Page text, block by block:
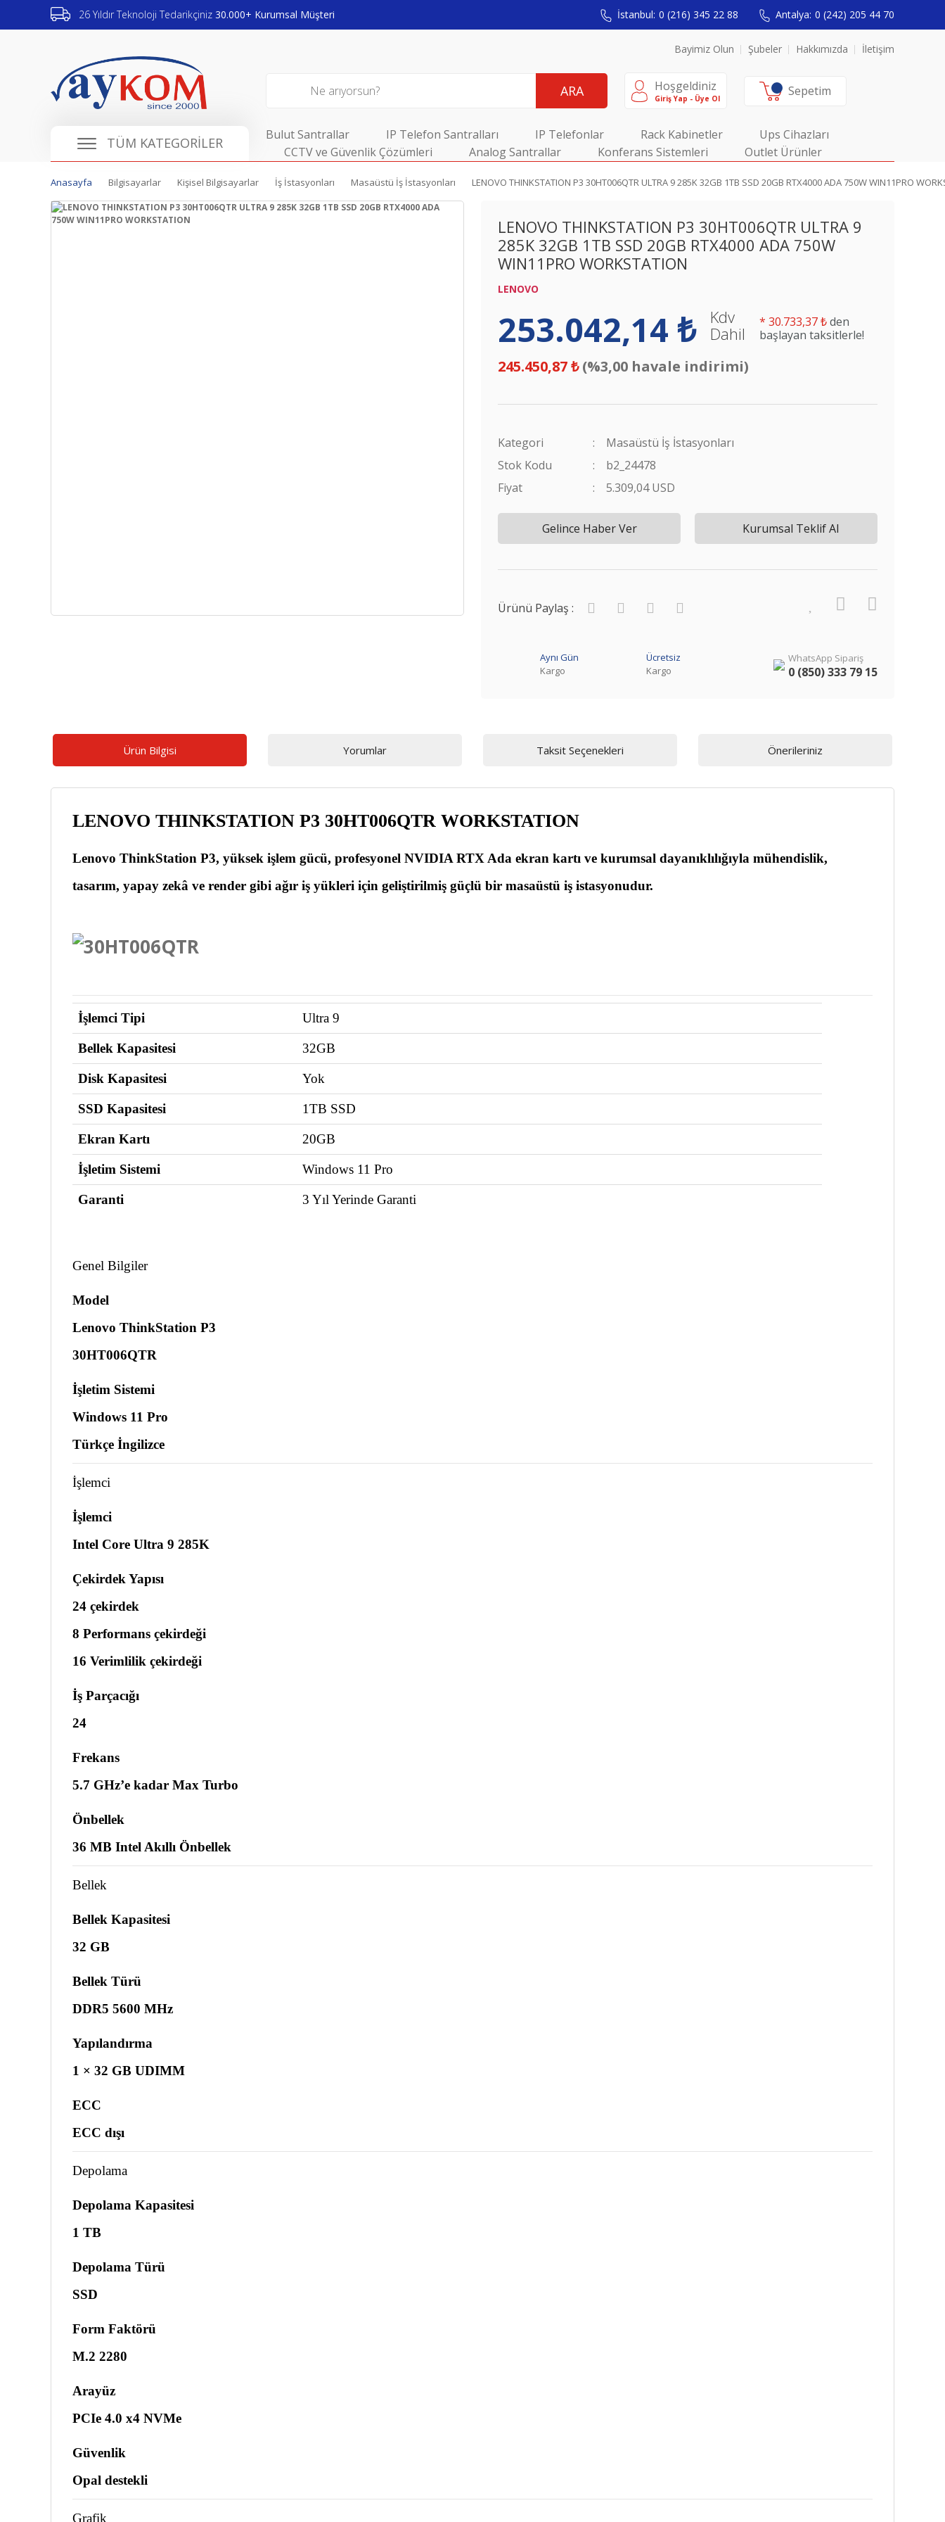
26 Yıldır Teknoloji Tedarikçiniz 30.000+ Kurumsal Müşteri İstanbul: 0 (216) 345 22 88 Antalya: 0 (242) 205 44 70
Bayimiz Olun Şubeler Hakkımızda İletişim
ARA Hoşgeldiniz
Giriş Yap - Üye Ol Sepetim
TÜM KATEGORİLER Bulut Santrallar IP Telefon Santralları IP Telefonlar Rack Kabinetler
Ups Cihazları
CCTV ve Güvenlik Çözümleri
Analog Santrallar Konferans Sistemleri Outlet Ürünler
Anasayfa Bilgisayarlar Kişisel Bilgisayarlar İş İstasyonları Masaüstü İş İstasyonları LENOVO THINKSTATION P3 30HT006QTR ULTRA 9 285K 32GB 1TB SSD 20GB RTX4000 ADA 750W WIN11PRO
LENOVO THINKSTATION P3 30HT006QTR ULTRA 9
285K 32GB 1TB SSD 20GB RTX4000 ADA 750W
WIN11PRO WORKSTATION
LENOVO
253.042,14 ₺
Kdv
Dahil
* 30.733,37 ₺den
başlayan taksitlerle!
245.450,87 ₺(%3,00 havale indirimi)
Kategori
Masaüstü İş İstasyonları
Stok Kodu
b2_24478
Fiyat
5.309,04 USD
Gelince Haber Ver Kurumsal Teklif Al
Ürünü Paylaş :
Aynı Gün
Kargo
Ücretsiz
Kargo
WhatsApp Sipariş
0 (850) 333 79 15
Ürün Bilgisi Yorumlar Taksit Seçenekleri Önerileriniz
LENOVO THINKSTATION P3 30HT006QTR WORKSTATION
Lenovo ThinkStation P3, yüksek işlem gücü, profesyonel NVIDIA RTX Ada ekran kartı ve kurumsal dayanıklılığıyla mühendislik,
tasarım, yapay zekâ ve render gibi ağır iş yükleri için geliştirilmiş güçlü bir masaüstü iş istasyonudur.
İşlemci Tipi Ultra 9
Bellek Kapasitesi 32GB
Disk Kapasitesi Yok
SSD Kapasitesi 1TB SSD
Ekran Kartı 20GB
İşletim Sistemi Windows 11 Pro
Garanti 3 Yıl Yerinde Garanti
Genel Bilgiler
Model
Lenovo ThinkStation P3
30HT006QTR
İşletim Sistemi
Windows 11 Pro
Türkçe İngilizce
İşlemci
İşlemci
Intel Core Ultra 9 285K
Çekirdek Yapısı
24 çekirdek
8 Performans çekirdeği
16 Verimlilik çekirdeği
İş Parçacığı
24
Frekans
5.7 GHz’e kadar Max Turbo
Önbellek
36 MB Intel Akıllı Önbellek
Bellek
Bellek Kapasitesi
32 GB
Bellek Türü
DDR5 5600 MHz
Yapılandırma
1 × 32 GB UDIMM
ECC
ECC dışı
Depolama
Depolama Kapasitesi
1 TB
Depolama Türü
SSD
Form Faktörü
M.2 2280
Arayüz
PCIe 4.0 x4 NVMe
Güvenlik
Opal destekli
Grafik